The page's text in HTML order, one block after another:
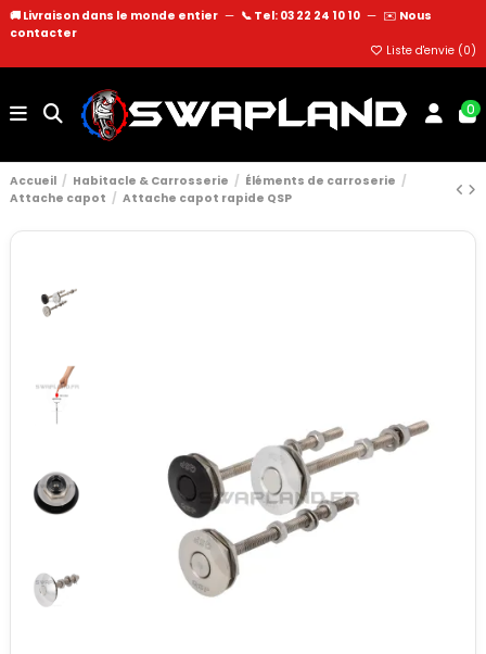
🚚 Livraison dans le monde entier — 📞 Tel: 03 22 24 10 10 — ✉️ Nous
contacter
Liste d'envie (0)
0
Accueil Habitacle & Carrosserie
Éléments de carroserie
Attache capot
Attache capot rapide QSP